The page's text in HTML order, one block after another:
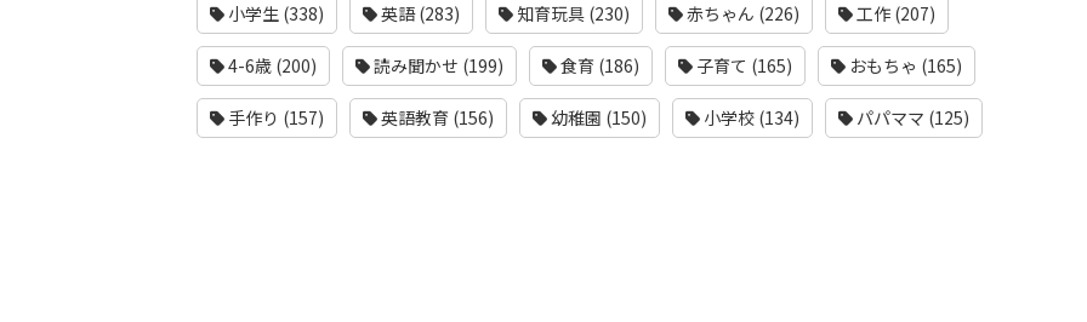
小学生 (338) 英語 (283) 知育玩具 (230) 赤ちゃん (226) 工作 (207)
4-6歳 (200) 読み聞かせ (199) 食育 (186) 子育て (165) おもちゃ (165)
手作り (157) 英語教育 (156) 幼稚園 (150) 小学校 (134) パパママ (125)